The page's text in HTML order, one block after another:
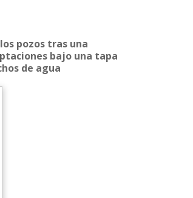
pozos tras una
bajo una tapa
de agua